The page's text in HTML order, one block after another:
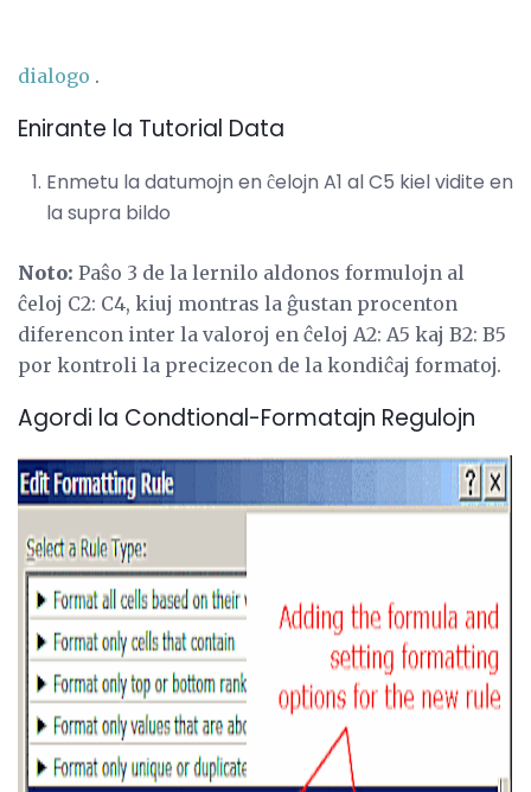
dialogo .
Enirante la Tutorial Data
Enmetu la datumojn en ĉelojn A1 al C5 kiel vidite en
la supra bildo
Noto: Paŝo 3 de la lernilo aldonos formulojn al
ĉeloj C2: C4, kiuj montras la ĝustan procenton
diferencon inter la valoroj en ĉeloj A2: A5 kaj B2: B5
por kontroli la precizecon de la kondiĉaj formatoj.
Agordi la Condtional-Formatajn Regulojn